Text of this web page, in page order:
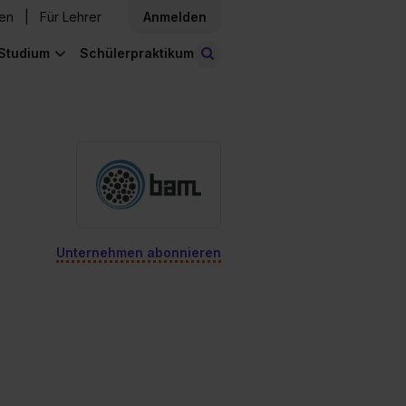
Für Lehrer Anmelden
Schülerpraktikum
Unternehmen abonnieren